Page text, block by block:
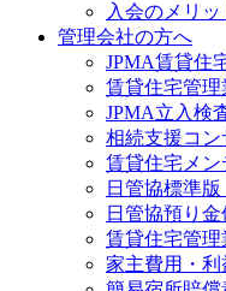
入会のメリッ
管理会社の方へ
JPMA賃貸住
賃貸住宅管理
JPMA立入検
相続支援コン
賃貸住宅メ
日管協標準
日管協預り
賃貸住宅管
家主費用・利